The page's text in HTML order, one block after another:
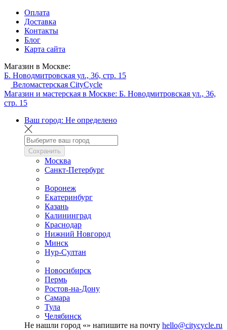
Оплата
Доставка
Контакты
Блог
Карта сайта
Магазин в Москве:
Б. Новодмитровская ул., 36, стр. 15
Веломастерская CityCycle
Магазин и мастерская в Москве: Б. Новодмитровская ул., 36,
стр. 15
Ваш город: Не определено
Сохранить
Москва
Санкт-Петербург
Воронеж
Екатеринбург
Казань
Калининград
Краснодар
Нижний Новгород
Минск
Нур-Султан
Новосибирск
Пермь
Ростов-на-Дону
Самара
Тула
Челябинск
Не нашли город «» напишите на почту hello@citycycle.ru